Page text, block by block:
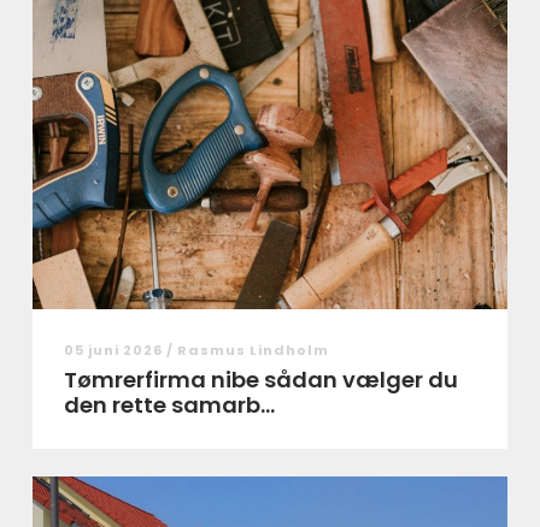
05 juni 2026 / Rasmus Lindholm
Tømrerfirma nibe sådan vælger du
den rette samarb...